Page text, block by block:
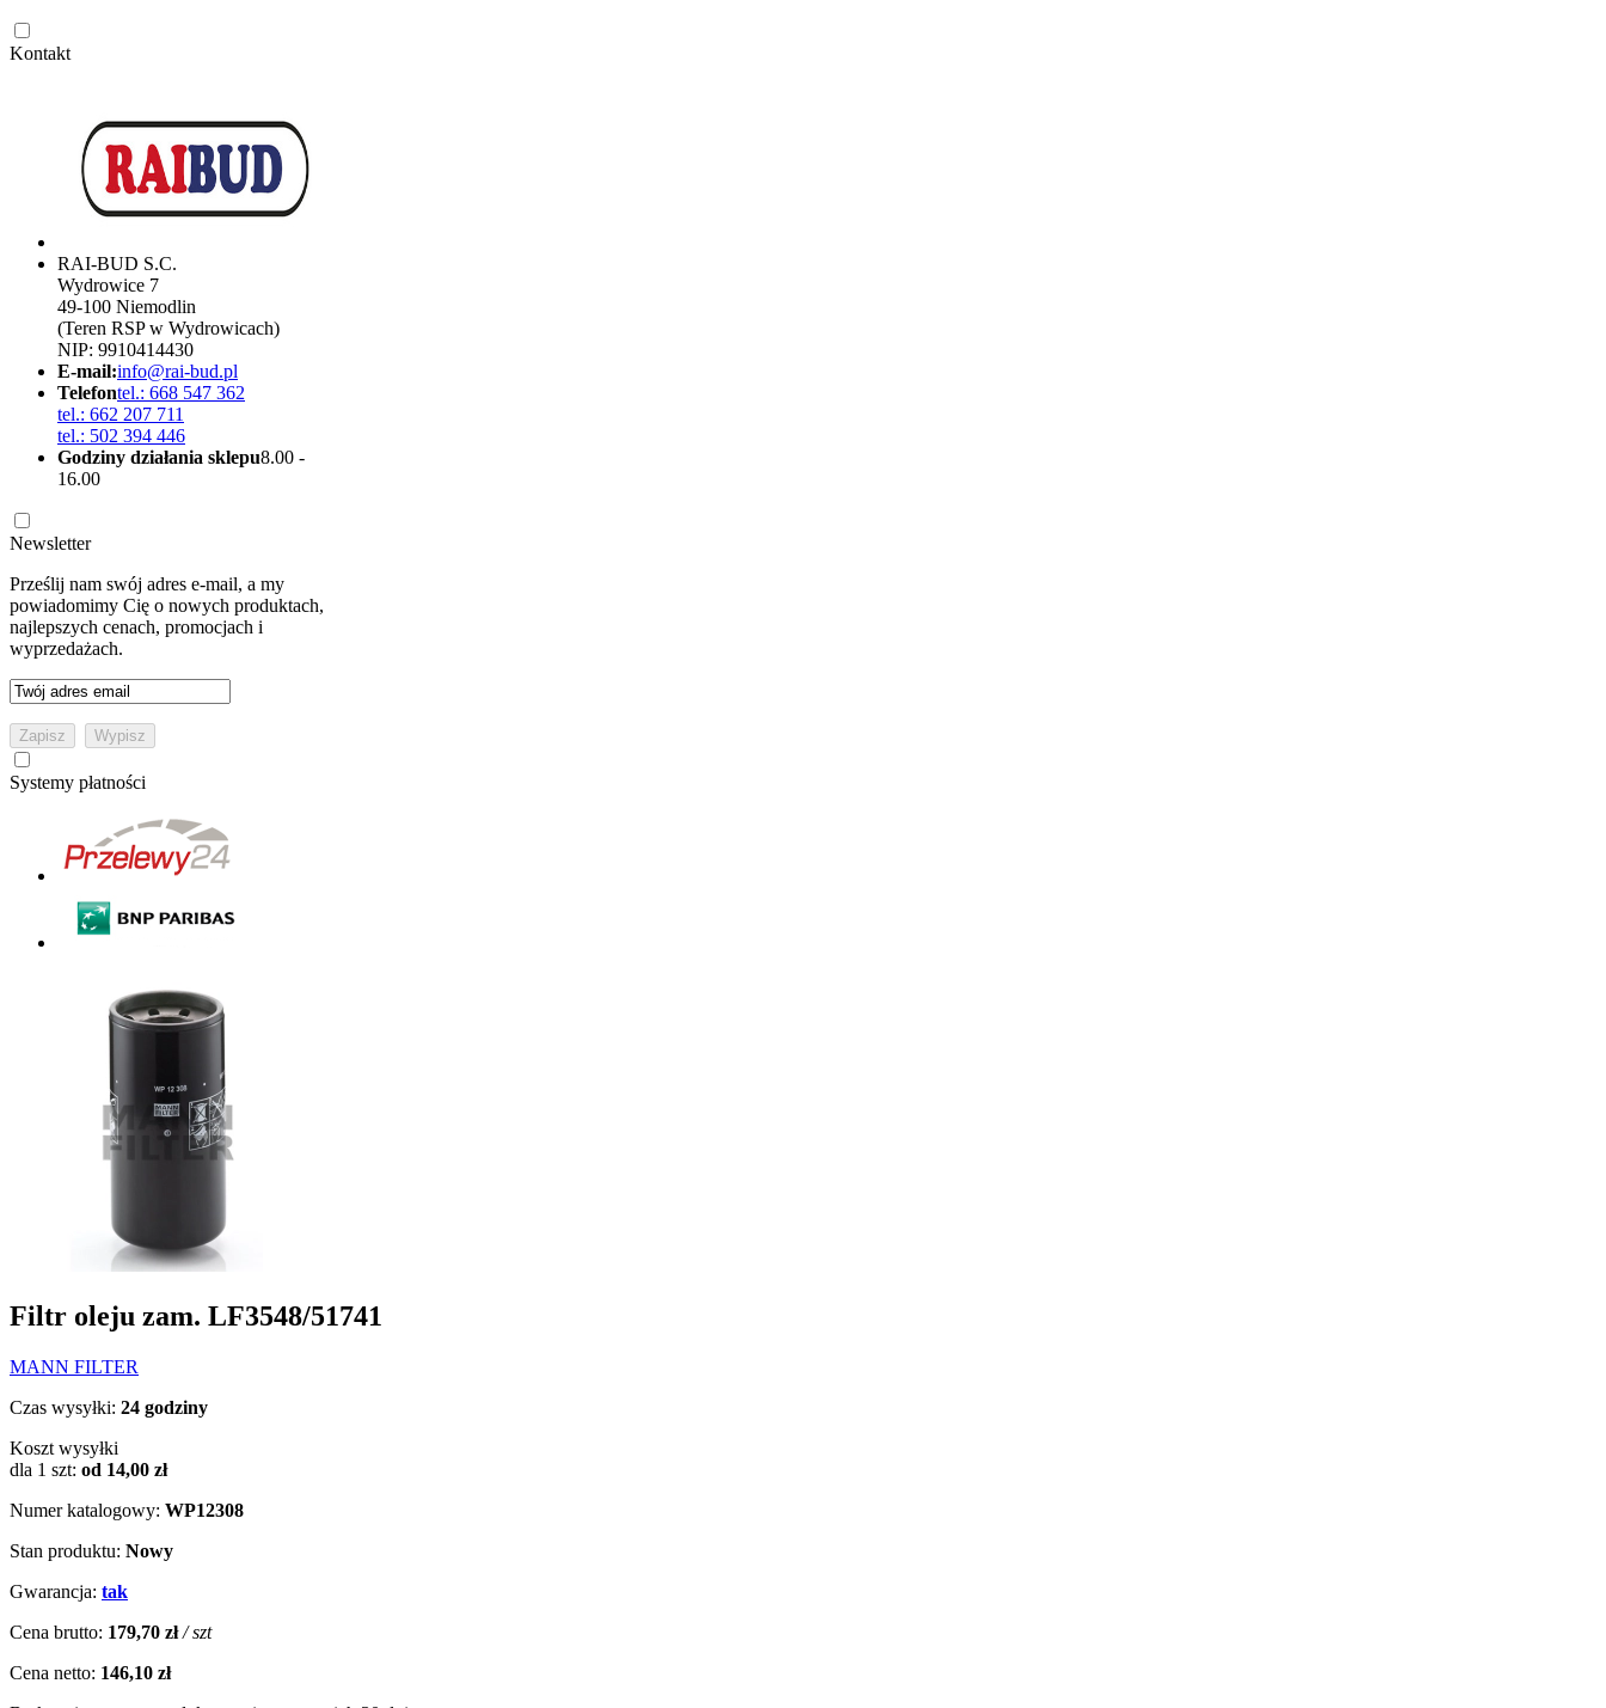
Kontakt
RAI-BUD S.C.
Wydrowice 7
49-100 Niemodlin
(Teren RSP w Wydrowicach)
NIP: 9910414430
E-mail:info@rai-bud.pl
Telefontel.: 668 547 362
tel.: 662 207 711
tel.: 502 394 446
Godziny działania sklepu8.00 -
16.00
Newsletter
Prześlij nam swój adres e-mail, a my
powiadomimy Cię o nowych produktach,
najlepszych cenach, promocjach i
wyprzedażach.
Systemy płatności
Filtr oleju zam. LF3548/51741
MANN FILTER
Czas wysyłki: 24 godziny
Koszt wysyłki
dla 1 szt: od 14,00 zł
Numer katalogowy: WP12308
Stan produktu: Nowy
Gwarancja: tak
Cena brutto: 179,70 zł / szt
Cena netto: 146,10 zł